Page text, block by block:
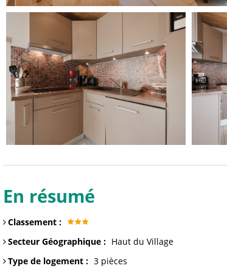
En résumé
Classement :
Secteur Géographique : Haut du Village
Type de logement : 3 pièces